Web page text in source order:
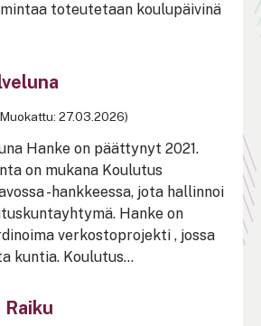
toteutetaan koulupäivinä
27.03.2026)
Hanke on päättynyt 2021.
on mukana Koulutus
-hankkeessa, jota hallinnoi
Hanke on
verkostoprojekti , jossa
kuntia. Koulutus...
Raiku